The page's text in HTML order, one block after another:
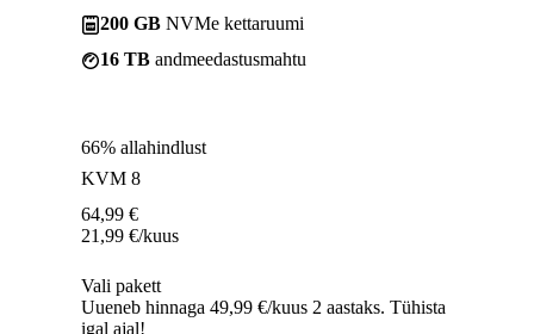
200 GB NVMe kettaruumi
16 TB andmeedastusmahtu
66% allahindlust
KVM 8
64,99 €
21,99 €/kuus
Vali pakett
Uueneb hinnaga 49,99 €/kuus 2 aastaks. Tühista
igal ajal!